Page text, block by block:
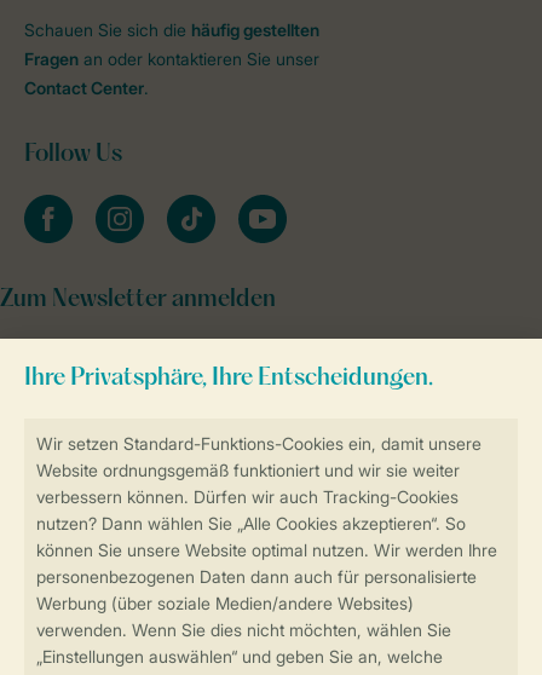
Sicher und schnell zur Online-Buchung
Sichere Datenübertragung
Sicheres Bezahlen
Schauen Sie sich die häufig gestellten
Fragen an oder kontaktieren Sie unser
Contact Center.
Follow Us
facebookinstagramtiktok youtube
Zum Newsletter anmelden